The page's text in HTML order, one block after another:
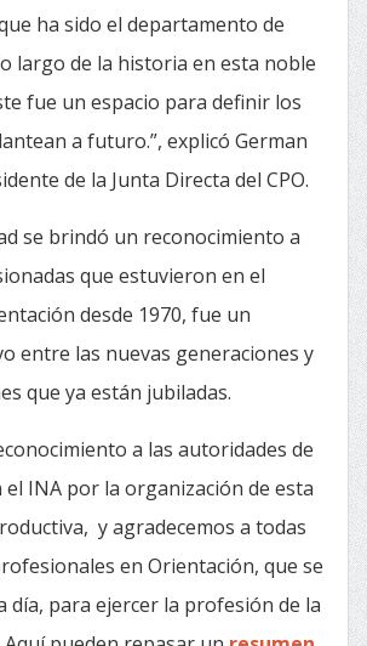
ha sido el departamento de
largo de la historia en esta noble
fue un espacio para definir los
a futuro.”, explicó German
de la Junta Directa del CPO.
se brindó un reconocimiento a
que estuvieron en el
desde 1970, fue un
entre las nuevas generaciones y
que ya están jubiladas.
a las autoridades de
INA por la organización de esta
y agradecemos a todas
en Orientación, que se
día, para ejercer la profesión de la